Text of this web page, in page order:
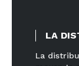
LA
La